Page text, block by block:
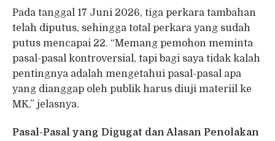
Pada tanggal 17 Juni 2026, tiga perkara tambahan
telah diputus, sehingga total perkara yang sudah
putus mencapai 22. “Memang pemohon meminta
pasal-pasal kontroversial, tapi bagi saya tidak kalah
pentingnya adalah mengetahui pasal-pasal apa
yang dianggap oleh publik harus diuji materiil ke
MK,” jelasnya.
Pasal-Pasal yang Digugat dan Alasan Penolakan